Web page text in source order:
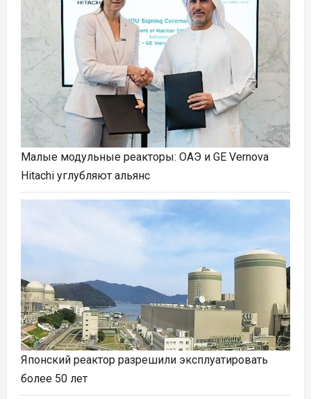
Малые модульные реакторы: ОАЭ и GE Vernova
Hitachi углубляют альянс
Японский реактор разрешили эксплуатировать
более 50 лет